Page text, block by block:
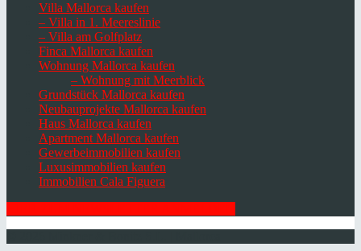
Villa Mallorca kaufen
– Villa in 1. Meereslinie
– Villa am Golfplatz
Finca Mallorca kaufen
Wohnung Mallorca kaufen
– Wohnung mit Meerblick
Grundstück Mallorca kaufen
Neubauprojekte Mallorca kaufen
Haus Mallorca kaufen
Apartment Mallorca kaufen
Gewerbeimmobilien kaufen
Luxusimmobilien kaufen
Immobilien Cala Figuera